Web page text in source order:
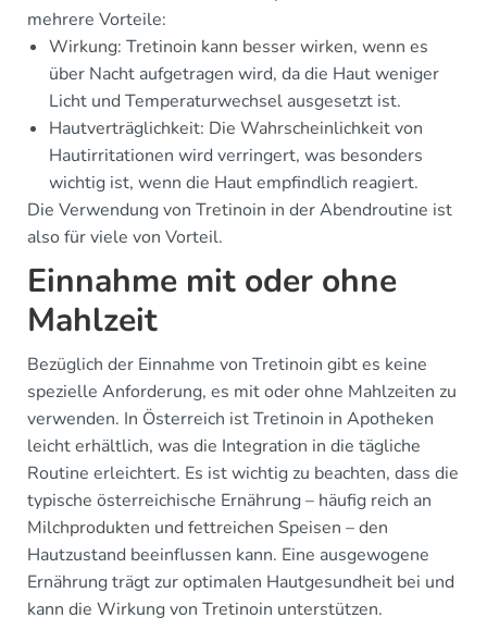
mehrere Vorteile:
Wirkung: Tretinoin kann besser wirken, wenn es
über Nacht aufgetragen wird, da die Haut weniger
Licht und Temperaturwechsel ausgesetzt ist.
Hautverträglichkeit: Die Wahrscheinlichkeit von
Hautirritationen wird verringert, was besonders
wichtig ist, wenn die Haut empfindlich reagiert.
Die Verwendung von Tretinoin in der Abendroutine ist
also für viele von Vorteil.
Einnahme mit oder ohne
Mahlzeit
Bezüglich der Einnahme von Tretinoin gibt es keine
spezielle Anforderung, es mit oder ohne Mahlzeiten zu
verwenden. In Österreich ist Tretinoin in Apotheken
leicht erhältlich, was die Integration in die tägliche
Routine erleichtert. Es ist wichtig zu beachten, dass die
typische österreichische Ernährung – häufig reich an
Milchprodukten und fettreichen Speisen – den
Hautzustand beeinflussen kann. Eine ausgewogene
Ernährung trägt zur optimalen Hautgesundheit bei und
kann die Wirkung von Tretinoin unterstützen.